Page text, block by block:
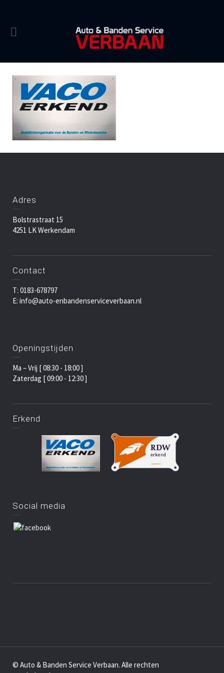
Adres
Bolstrastraat 15
4251 LK Werkendam
Contact
T: 0183-678797
E: info@auto-enbandenserviceverbaan.nl
Openingstijden
Ma – Vrij [ 08:30 - 18:00 ]
Zaterdag [ 09:00 - 12:30 ]
Erkend
Social media
© Auto & Banden Service Verbaan. Alle rechten